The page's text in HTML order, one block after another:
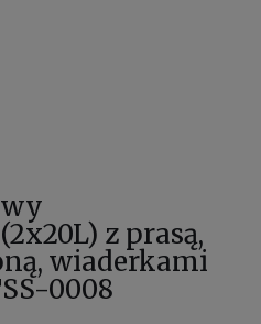
z prasą,
wiaderkami
0008